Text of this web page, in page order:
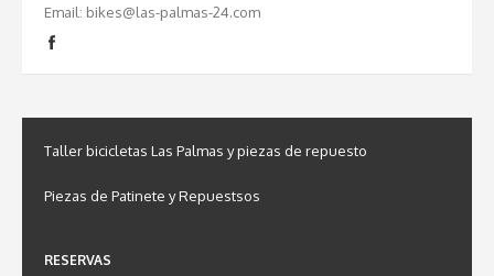
Email: bikes@las-palmas-24.com
Taller bicicletas Las Palmas y piezas de repuesto
Piezas de Patinete y Repuestsos
RESERVAS